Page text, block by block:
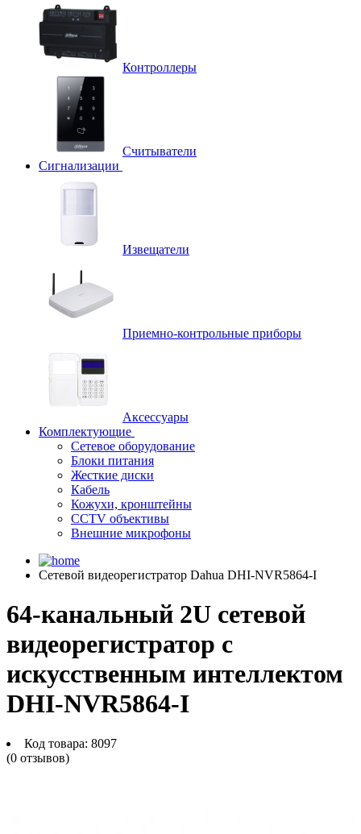
Контроллеры
Считыватели
Сигнализации
Извещатели
Приемно-контрольные приборы
Аксессуары
Комплектующие
Сетевое оборудование
Блоки питания
Жесткие диски
Кабель
Кожухи, кронштейны
CCTV объективы
Внешние микрофоны
Сетевой видеорегистратор Dahua DHI-NVR5864-I
64-канальный 2U сетевой
видеорегистратор с
искусственным интеллектом
DHI-NVR5864-I
Код товара: 8097
(0 отзывов)